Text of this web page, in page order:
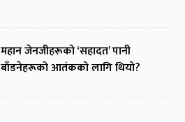
महान जेनजीहरूको ‘सहादत’ पानी
बाँडनेहरूको आतंकको लागि थियो?